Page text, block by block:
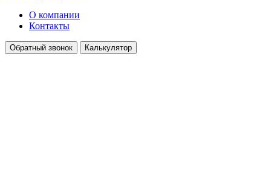
О компании
Контакты
Обратный звонок Калькулятор